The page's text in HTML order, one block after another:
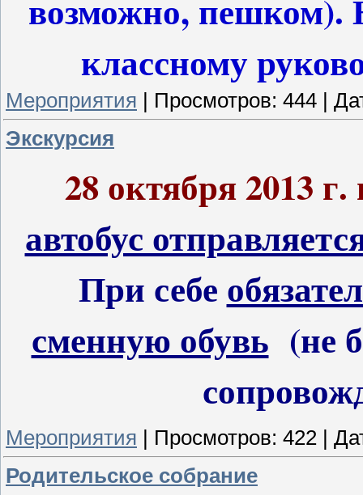
возможно, пешком).
классному
Мероприятия | Просмотров: 444 |
Экскурсия
28 октября 2013
автобус
При себе
сменную обувь (не
Мероприятия | Просмотров: 422 |
Родительское собрание